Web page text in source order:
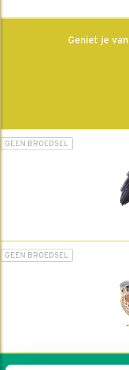
Geniet je
GEEN BROEDSEL
GEEN BROEDSEL